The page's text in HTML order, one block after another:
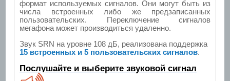
формат используемых сигналов. Они могут быть из
числа встроенных либо же предзаписанных
пользовательских. Переключение сигналов
мегафона может производиться удаленно.
Звук SRN на уровне 108 дБ, реализована поддержка
15 встроенных и 5 пользовательских сигналов.
Послушайте и выберите звуковой сигнал